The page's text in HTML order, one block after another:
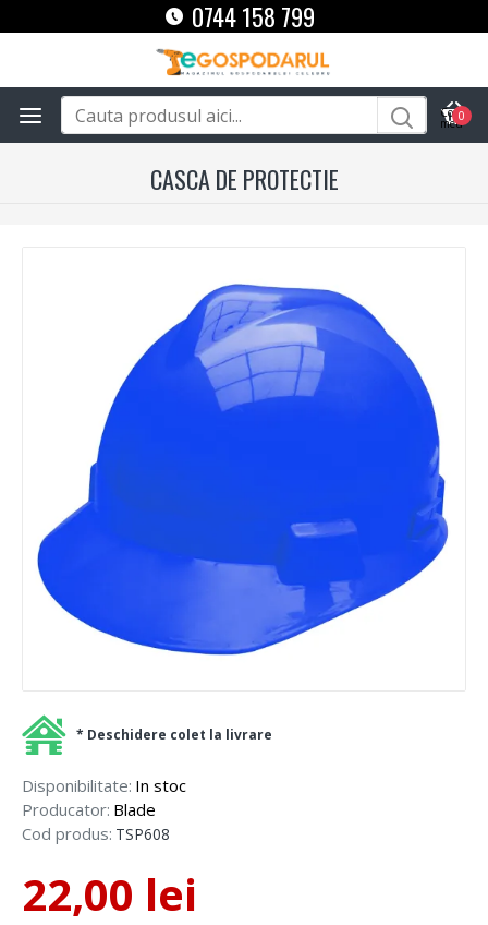
0744 158 799
0
CASCA DE PROTECTIE
Disponibilitate: In stoc
Producator: Blade
Cod produs: TSP608
22,00 lei
* Deschidere colet la livrare